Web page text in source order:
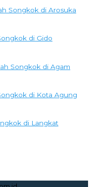
Songkok di Arosuka
di Gido
Songkok di Agam
di Kota Agung
di Langkat